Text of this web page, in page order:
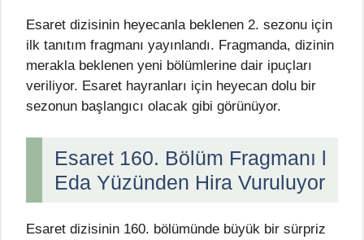
Esaret dizisinin heyecanla beklenen 2. sezonu için
ilk tanıtım fragmanı yayınlandı. Fragmanda, dizinin
merakla beklenen yeni bölümlerine dair ipuçları
veriliyor. Esaret hayranları için heyecan dolu bir
sezonun başlangıcı olacak gibi görünüyor.
Esaret 160. Bölüm Fragmanı l
Eda Yüzünden Hira Vuruluyor
Esaret dizisinin 160. bölümünde büyük bir sürpriz